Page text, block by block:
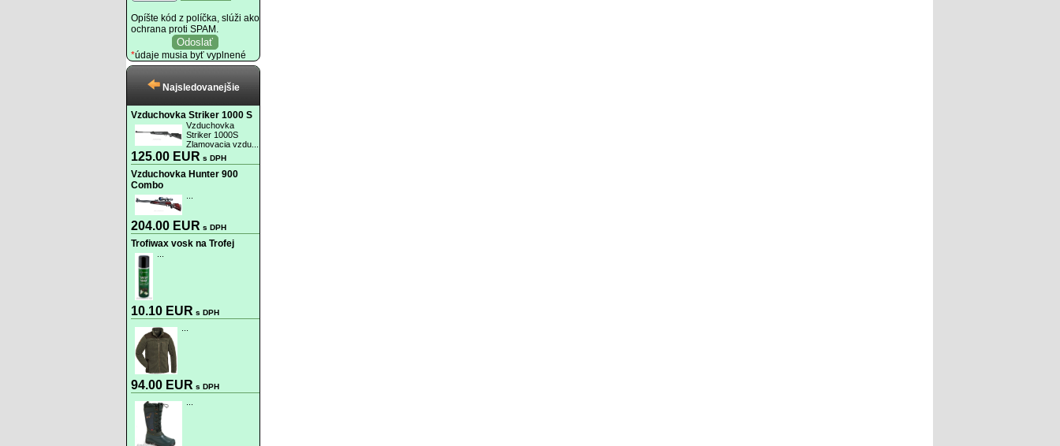
Opíšte kód z políčka, slúži ako
ochrana proti SPAM.
*údaje musia byť vyplnené
Najsledovanejšie
Vzduchovka Striker 1000 S
Vzduchovka
Striker 1000S
Zlamovacia vzdu...
125.00 EUR s DPH
Vzduchovka Hunter 900
Combo
204.00 EUR s DPH
Trofiwax vosk na Trofej
10.10 EUR s DPH
94.00 EUR s DPH